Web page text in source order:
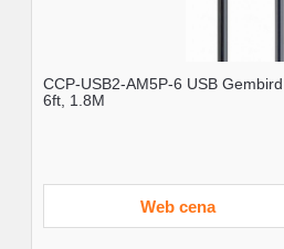
CCP-USB2-AM5P-6 USB
6ft, 1.8M
Web cena